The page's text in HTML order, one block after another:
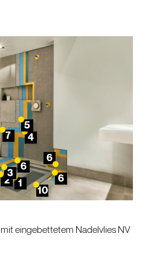
1
2
3
4
5
6
6
6
7
10
mit eingebettetem Nadelvlies NV